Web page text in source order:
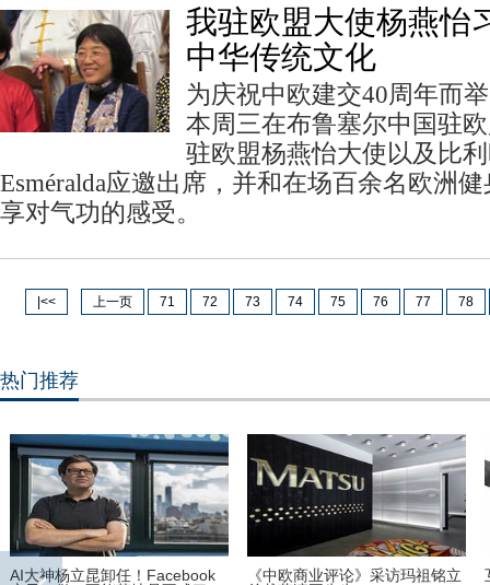
我驻欧盟大使杨燕怡
中华传统文化
为庆祝中欧建交40周年而
本周三在布鲁塞尔中国驻
驻欧盟杨燕怡大使以及比
Esméralda应邀出席，并和在场百余名欧洲
享对气功的感受。
|<< 上一页 71 72 73 74 75 76 77 78